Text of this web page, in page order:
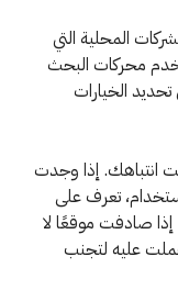
المحلية التي
محركات البحث
الخيارات
انتباهك. إذا وجدت
تعرف على
صادفت موقعًا لا
عليه لتجنب